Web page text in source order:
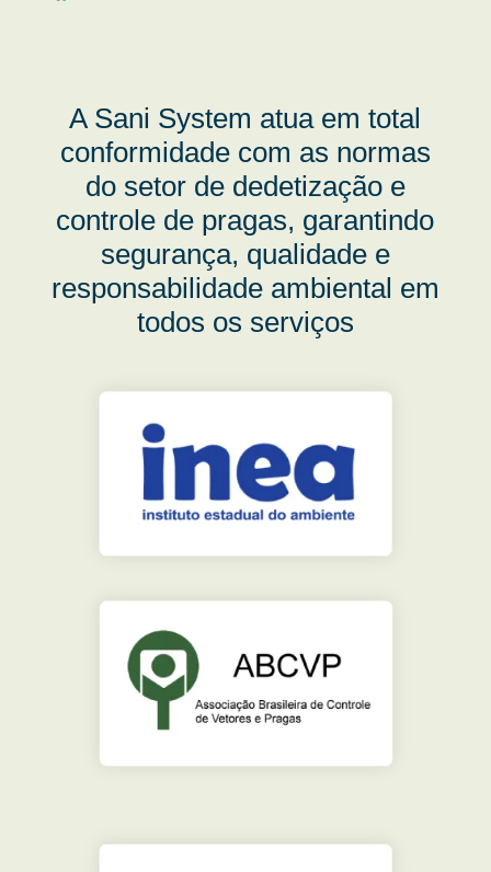
A Sani System atua em total
conformidade com as normas
do setor de dedetização e
controle de pragas, garantindo
segurança, qualidade e
responsabilidade ambiental em
todos os serviços